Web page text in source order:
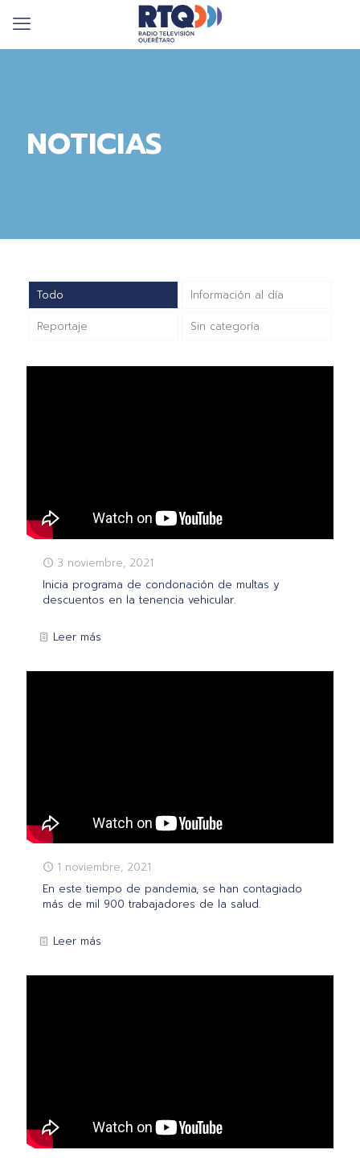
NOTICIAS
Todo Información al día
Reportaje Sin categoría
3 noviembre, 2021
Inicia programa de condonación de multas y
descuentos en la tenencia vehicular.
Leer más
1 noviembre, 2021
En este tiempo de pandemia, se han contagiado
más de mil 900 trabajadores de la salud.
Leer más